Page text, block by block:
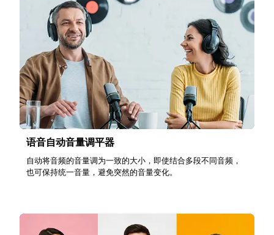
语音自动音量调平器
自动将音频的音量调为一致的大小，即使结合多段不同音频，
也可保持统一音量，避免突然的音量变化。